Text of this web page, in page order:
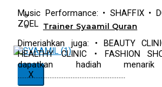
Apa itu Pelatihan Quran?
Trainer Syaamil Quran
X
Music Performance: • SHAFFIX •
ZOEL
Dimeriahkan juga:
• BEAUTY
HEALTHY CLINIC • FASHION
dapatkan hadiah
…………………………………………………….